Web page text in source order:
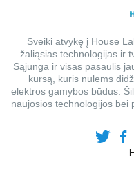
Sveiki atvykę į House
žaliąsias technologijas ir
Sąjunga ir visas pasaulis
kursą, kuris nulems
elektros gamybos būdus.
naujosios technologijos bei